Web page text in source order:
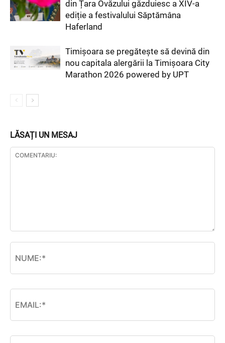
din Țara Ovăzului găzduiesc a XIV-a
ediție a festivalului Săptămâna
Haferland
Timișoara se pregătește să devină din
nou capitala alergării la Timișoara City
Marathon 2026 powered by UPT
LĂSAȚI UN MESAJ